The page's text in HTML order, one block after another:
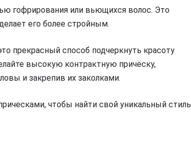
гофрирования или вьющихся волос. Это
его более стройным.
прекрасный способ подчеркнуть красоту
высокую контрактную причёску,
и закрепив их заколками.
чтобы найти свой уникальный стиль